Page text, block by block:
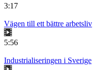
3:17
Vägen till ett bättre arbetsliv
5:56
Industrialiseringen i Sverige